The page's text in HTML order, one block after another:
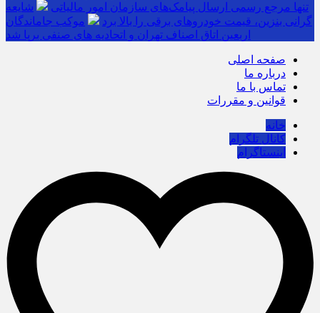
تنها مرجع رسمی ارسال پیامک‌های سازمان امور مالیاتی
شایعه
گرانی بنزین، قیمت خودروهای برقی را بالا برد
موکب جاماندگان
اربعین اتاق اصناف تهران و اتحادیه های صنفی برپا شد
صفحه اصلی
درباره ما
تماس با ما
قوانین و مقررات
خانه
کانال تلگرام
اینستاگرام